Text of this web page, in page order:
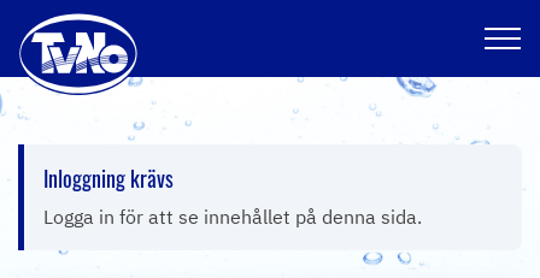
till
innehållet
Inloggning krävs
Logga in för att se innehållet på denna sida.